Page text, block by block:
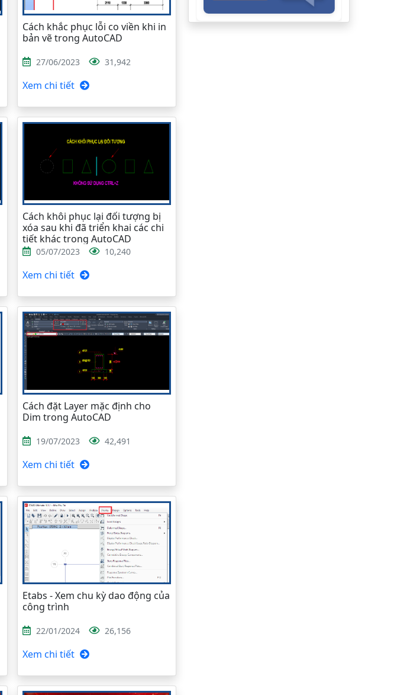
Cách khắc phục lỗi co viền khi in
bản vẽ trong AutoCAD
27/06/2023 31,942
Xem chi tiết
Cách khôi phục lại đối tượng bị
xóa sau khi đã triển khai các chi
tiết khác trong AutoCAD
05/07/2023 10,240
Xem chi tiết
Cách đặt Layer mặc định cho
Dim trong AutoCAD
19/07/2023 42,491
Xem chi tiết
Etabs - Xem chu kỳ dao động của
công trình
22/01/2024 26,156
Xem chi tiết